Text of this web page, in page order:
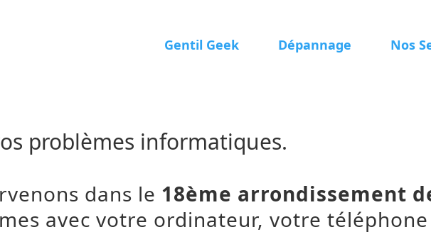
Gentil Geek Dépannage Nos
problèmes informatiques.
dans le 18ème arrondissement
avec votre ordinateur, votre